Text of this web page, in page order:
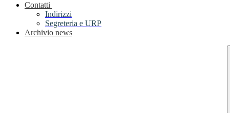
Contatti
Indirizzi
Segreteria e URP
Archivio news